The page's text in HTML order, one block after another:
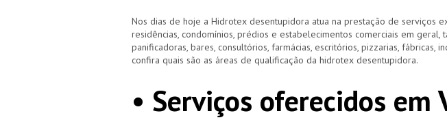
Nos dias de hoje a Hidrotex desentupidora atua na prestação de serviços
residências, condomínios, prédios e estabelecimentos comerciais em geral,
panificadoras, bares, consultórios, farmácias, escritórios, pizzarias, fábricas,
confira quais são as áreas de qualificação da hidrotex desentupidora.
• Serviços oferecidos em